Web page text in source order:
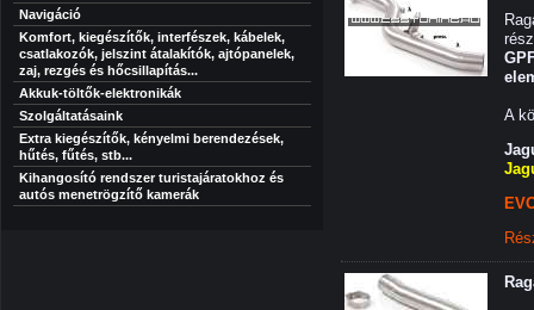
Navigáció
Komfort, kiegészítők, interfészek, kábelek,
csatlakozók, jelszint átalakítók, ajtópanelek,
zaj, rezgés és hőcsillapítás...
Akkuk-töltők-elektronikák
Szolgáltatásaink
Extra kiegészítők, kényelmi berendezések,
hűtés, fűtés, stb...
Kihangosító rendszer turistajáratokhoz és
autós menetrögzítő kamerák
A